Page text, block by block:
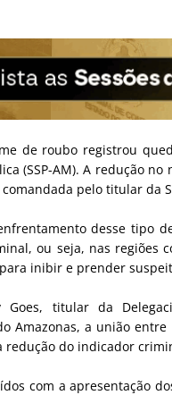
de roubo registrou
(SSP-AM). A redução
pelo titular da
desse tipo
ou seja, nas regiões
inibir e prender
titular da
Amazonas, a união
redução do indicador
com a apresentação